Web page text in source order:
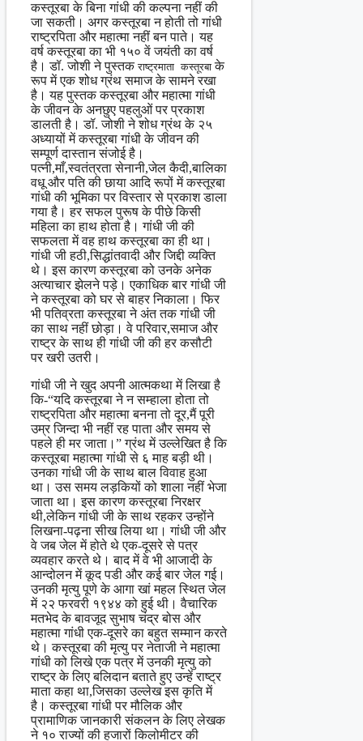
कस्तूरबा के बिना गांधी की कल्पना नहीं की
जा सकती। अगर कस्तूरबा न होती तो गांधी
राष्ट्रपिता और महात्मा नहीं बन पाते। यह
वर्ष कस्तूरबा का भी १५० वें जयंती का वर्ष
है। डॉ. जोशी ने पुस्तकराष्ट्रमाता कस्तूरबा के
रूप में एक शोध ग्रंथ समाज के सामने रखा
है। यह पुस्तक कस्तूरबा और महात्मा गांधी
के जीवन के अनछुए पहलुओं पर प्रकाश
डालती है। डॉ. जोशी ने शोध ग्रंथ के २५
अध्यायों में कस्तूरबा गांधी के जीवन की
सम्पूर्ण दास्तान संजोई है।
पत्नी,माँ,स्वतंत्रता सेनानी,जेल कैदी,बालिका
वधू और पति की छाया आदि रूपों में कस्तूरबा
गांधी की भूमिका पर विस्तार से प्रकाश डाला
गया है। हर सफल पुरूष के पीछे किसी
महिला का हाथ होता है। गांधी जी की
सफलता में वह हाथ कस्तूरबा का ही था।
गांधी जी हठी,सिद्धांतवादी और जिद्दी व्यक्ति
थे। इस कारण कस्तूरबा को उनके अनेक
अत्याचार झेलने पड़े। एकाधिक बार गांधी जी
ने कस्तूरबा को घर से बाहर निकाला। फिर
भी पतिव्रता कस्तूरबा ने अंत तक गांधी जी
का साथ नहीं छोड़ा। वे परिवार,समाज और
राष्ट्र के साथ ही गांधी जी की हर कसौटी
पर खरी उतरी।
गांधी जी ने खुद अपनी आत्मकथा में लिखा है
कि-“यदि कस्तूरबा ने न सम्हाला होता तो
राष्ट्रपिता और महात्मा बनना तो दूर,मैं पूरी
उम्र जिन्दा भी नहीं रह पाता और समय से
पहले ही मर जाता।” ग्रंथ में उल्लेखित है कि
कस्तूरबा महात्मा गांधी से ६ माह बड़ी थी।
उनका गांधी जी के साथ बाल विवाह हुआ
था। उस समय लड़कियों को शाला नहीं भेजा
जाता था। इस कारण कस्तूरबा निरक्षर
थी,लेकिन गांधी जी के साथ रहकर उन्होंने
लिखना-पढ़ना सीख लिया था। गांधी जी और
वे जब जेल में होते थे एक-दूसरे से पत्र
व्यवहार करते थे। बाद में वे भी आजादी के
आन्दोलन में कूद पडी और कई बार जेल गई।
उनकी मृत्यु पूणे के आगा खां महल स्थित जेल
में २२ फरवरी १९४४ को हुई थी। वैचारिक
मतभेद के बावजूद सुभाष चंद्र बोस और
महात्मा गांधी एक-दूसरे का बहुत सम्मान करते
थे। कस्तूरबा की मृत्यु पर नेताजी ने महात्मा
गांधी को लिखे एक पत्र में उनकी मृत्यु को
राष्ट्र के लिए बलिदान बताते हुए उन्हें राष्ट्र
माता कहा था,जिसका उल्लेख इस कृति में
है। कस्तूरबा गांधी पर मौलिक और
प्रामाणिक जानकारी संकलन के लिए लेखक
ने १० राज्यों की हजारों किलोमीटर की